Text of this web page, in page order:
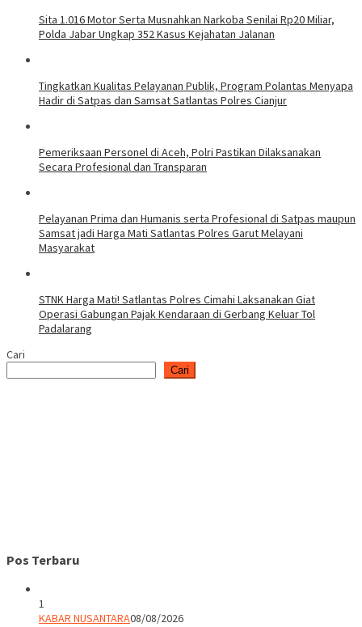
Sita 1.016 Motor Serta Musnahkan Narkoba Senilai Rp20 Miliar,
Polda Jabar Ungkap 352 Kasus Kejahatan Jalanan
Tingkatkan Kualitas Pelayanan Publik, Program Polantas Menyapa
Hadir di Satpas dan Samsat Satlantas Polres Cianjur
Pemeriksaan Personel di Aceh, Polri Pastikan Dilaksanakan
Secara Profesional dan Transparan
Pelayanan Prima dan Humanis serta Profesional di Satpas maupun
Samsat jadi Harga Mati Satlantas Polres Garut Melayani
Masyarakat
STNK Harga Mati! Satlantas Polres Cimahi Laksanakan Giat
Operasi Gabungan Pajak Kendaraan di Gerbang Keluar Tol
Padalarang
Cari
Cari
Pos Terbaru
1
KABAR NUSANTARA08/08/2026